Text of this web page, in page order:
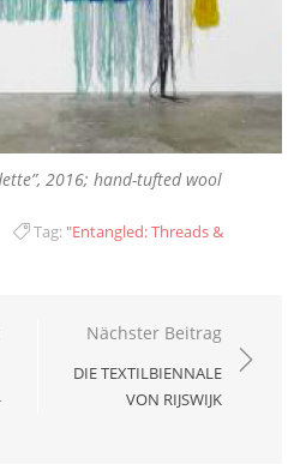
2016; hand-tufted wool
Tag: "Entangled: Threads &
Nächster Beitrag
DIE TEXTILBIENNALE
VON RIJSWIJK